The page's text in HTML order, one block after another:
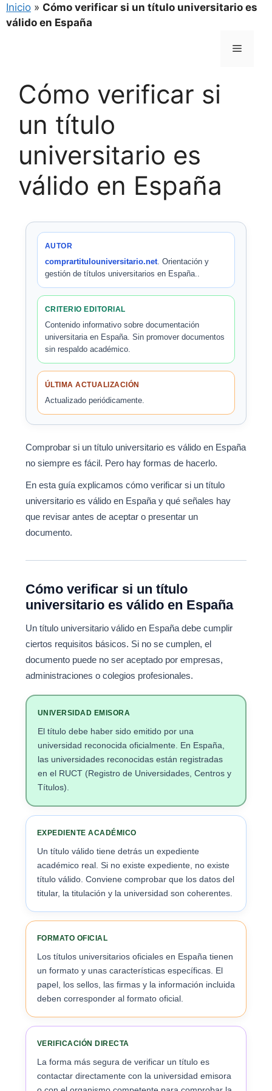
Inicio » Cómo verificar si un título universitario es
válido en España
Menú
Cómo verificar si
un título
universitario es
válido en España
AUTOR
comprartitulouniversitario.net. Orientación y
gestión de títulos universitarios en España..
CRITERIO EDITORIAL
Contenido informativo sobre documentación
universitaria en España. Sin promover documentos
sin respaldo académico.
ÚLTIMA ACTUALIZACIÓN
Actualizado periódicamente.
Comprobar si un título universitario es válido en España
no siempre es fácil. Pero hay formas de hacerlo.
En esta guía explicamos cómo verificar si un título
universitario es válido en España y qué señales hay
que revisar antes de aceptar o presentar un
documento.
Cómo verificar si un título
universitario es válido en España
Un título universitario válido en España debe cumplir
ciertos requisitos básicos. Si no se cumplen, el
documento puede no ser aceptado por empresas,
administraciones o colegios profesionales.
UNIVERSIDAD EMISORA
El título debe haber sido emitido por una
universidad reconocida oficialmente. En España,
las universidades reconocidas están registradas
en el RUCT (Registro de Universidades, Centros y
Títulos).
EXPEDIENTE ACADÉMICO
Un título válido tiene detrás un expediente
académico real. Si no existe expediente, no existe
título válido. Conviene comprobar que los datos del
titular, la titulación y la universidad son coherentes.
FORMATO OFICIAL
Los títulos universitarios oficiales en España tienen
un formato y unas características específicas. El
papel, los sellos, las firmas y la información incluida
deben corresponder al formato oficial.
VERIFICACIÓN DIRECTA
La forma más segura de verificar un título es
contactar directamente con la universidad emisora